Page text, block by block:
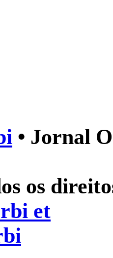
• Jornal
os